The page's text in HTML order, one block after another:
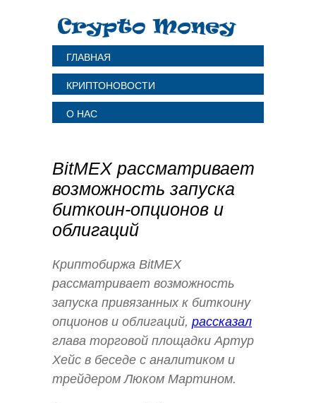
ГЛАВНАЯ
КРИПТОНОВОСТИ
О НАС
BitMEX рассматривает
возможность запуска
биткоин-опционов и
облигаций
Криптобиржа BitMEX
рассматривает возможность
запуска привязанных к биткоину
опционов и облигаций, рассказал
глава торговой площадки Артур
Хейс в беседе с аналитиком и
трейдером Люком Мартином.